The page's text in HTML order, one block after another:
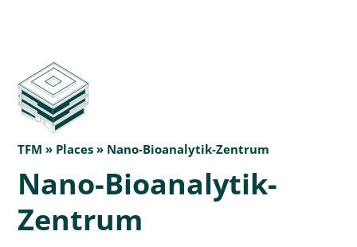
TFM » Places » Nano-Bioanalytik-Zentrum
Nano-Bioanalytik-
Zentrum